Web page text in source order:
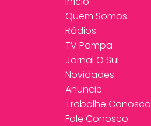
Quem Somos
Rádios
TV Pampa
Jornal O Sul
Novidades
Anuncie
Trabalhe Conosco
Fale Conosco